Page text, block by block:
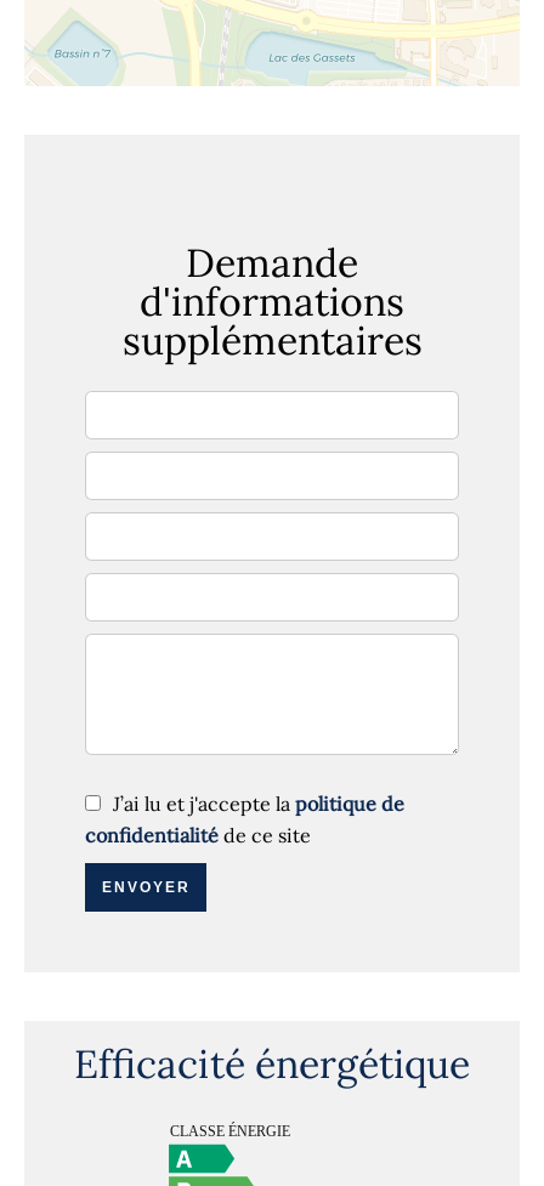
Demande
d'informations
supplémentaires
J’ai lu et j'accepte la politique de
confidentialité de ce site
ENVOYER
Efficacité énergétique